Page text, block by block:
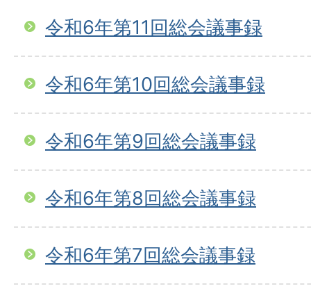
令和6年第11回総会議事録
令和6年第10回総会議事録
令和6年第9回総会議事録
令和6年第8回総会議事録
令和6年第7回総会議事録